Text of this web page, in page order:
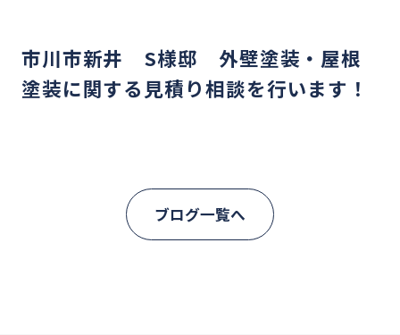
市川市新井 S様邸 外壁塗装・屋根
塗装に関する見積り相談を行います！
ブログ一覧へ